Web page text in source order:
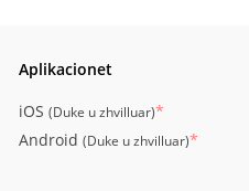
Aplikacionet
iOS (Duke u zhvilluar)*
Android (Duke u zhvilluar)*